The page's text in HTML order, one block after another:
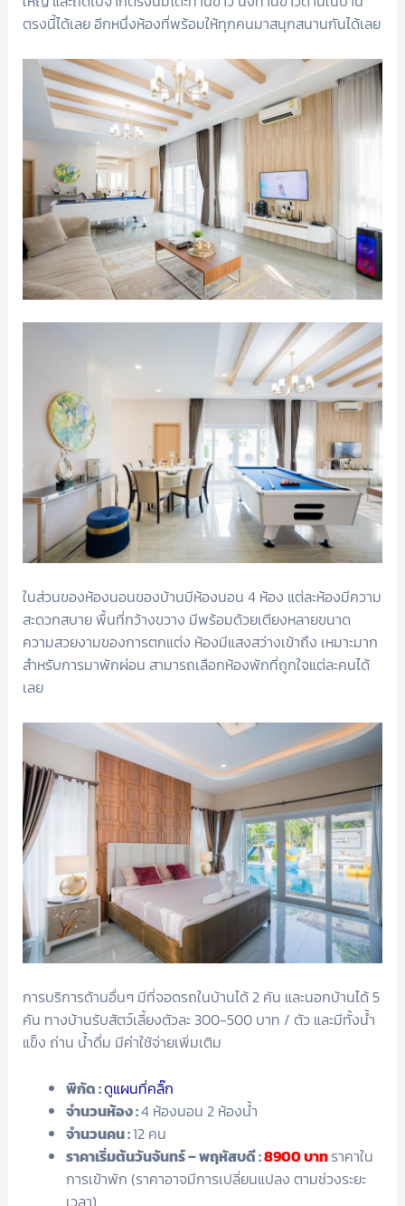
ตรงนี้ได้เลย อีกหนึ่งห้องที่พร้อมให้ทุกคนมาสนุกสนานกันได้เลย
ในส่วนของห้องนอนของบ้านมีห้องนอน 4 ห้อง แต่ละห้องมีความ
สะดวกสบาย พื้นที่กว้างขวาง มีพร้อมด้วยเตียงหลายขนาด
ความสวยงามของการตกแต่ง ห้องมีแสงสว่างเข้าถึง เหมาะมาก
สำหรับการมาพักผ่อน สามารถเลือกห้องพักที่ถูกใจแต่ละคนได้
เลย
การบริการด้านอื่นๆ มีที่จอดรถในบ้านได้ 2 คัน และนอกบ้านได้ 5
คัน ทางบ้านรับสัตว์เลี้ยงตัวละ 300-500 บาท / ตัว และมีทั้งน้ำ
แข็ง ถ่าน น้ำดื่ม มีค่าใช้จ่ายเพิ่มเติม
พิกัด :ดูแผนที่คลิ๊ก
จำนวนห้อง :4 ห้องนอน 2 ห้องน้ำ
จำนวนคน :12 คน
ราคาเริ่มต้นวันจันทร์ – พฤหัสบดี :8900บาทราคาใน
การเข้าพัก (ราคาอาจมีการเปลี่ยนแปลง ตามช่วงระยะ
เวลา)